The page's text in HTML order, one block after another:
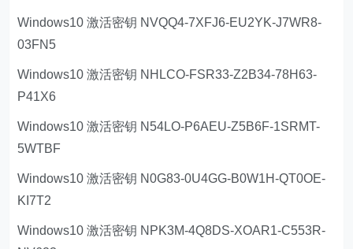
Windows10 激活密钥 NVQQ4-7XFJ6-EU2YK-J7WR8-
03FN5
Windows10 激活密钥 NHLCO-FSR33-Z2B34-78H63-
P41X6
Windows10 激活密钥 N54LO-P6AEU-Z5B6F-1SRMT-
5WTBF
Windows10 激活密钥 N0G83-0U4GG-B0W1H-QT0OE-
KI7T2
Windows10 激活密钥 NPK3M-4Q8DS-XOAR1-C553R-